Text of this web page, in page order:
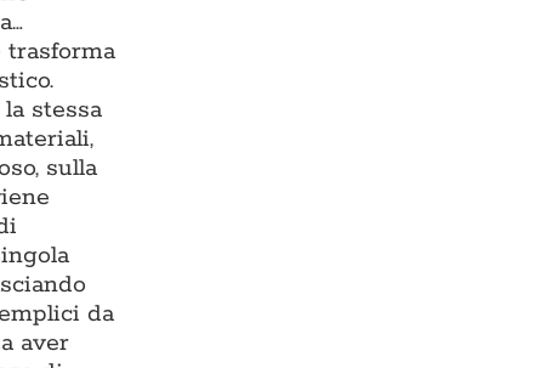
stessa
sulla
da
aver